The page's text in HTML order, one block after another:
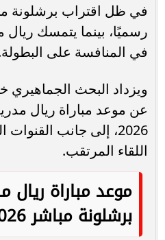
في ظل اقتراب برشلونة
رسميًا، بينما يتمسك ريال
في المنافسة على
ويزداد البحث الجماهيري
عن موعد مباراة ريال
2026، إلى جانب
اللقاء المرتقب.
موعد مباراة ريال
برشلونة مباشر 2026